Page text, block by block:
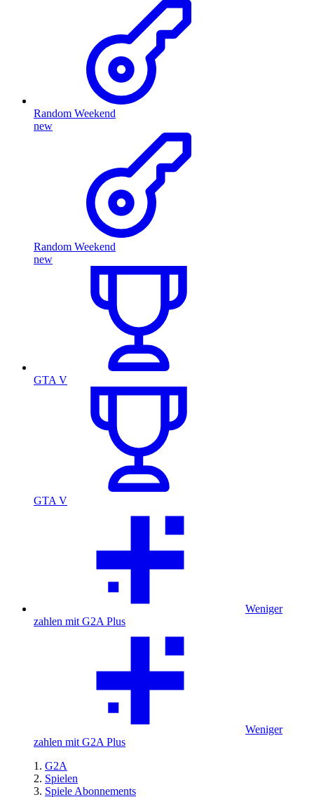
Random Weekend
new
Random Weekend
new
GTA V
GTA V
Weniger
zahlen mit G2A Plus
Weniger
zahlen mit G2A Plus
G2A
Spielen
Spiele Abonnements